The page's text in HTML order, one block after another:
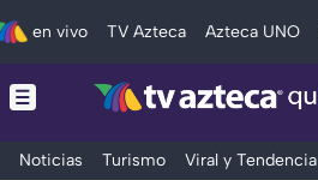
en vivo TV Azteca Azteca UNO
Noticias Turismo Viral y Tendencia